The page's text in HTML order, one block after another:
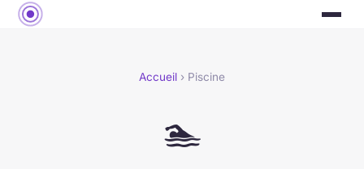
Accueil › Piscine
🏊